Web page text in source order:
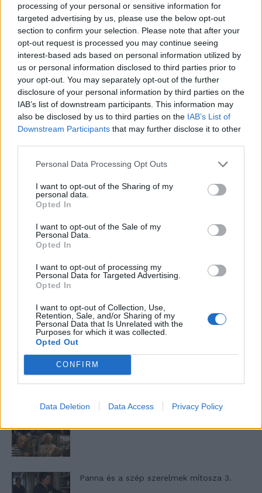
processing of your personal or sensitive information for
targeted advertising by us, please use the below opt-out
section to confirm your selection. Please note that after your
opt-out request is processed you may continue seeing
interest-based ads based on personal information utilized by
us or personal information disclosed to third parties prior to
your opt-out. You may separately opt-out of the further
disclosure of your personal information by third parties on the
IAB’s list of downstream participants. This information may
also be disclosed by us to third parties on the IAB’s List of
Downstream Participants that may further disclose it to other
Personal Data Processing Opt Outs
I want to opt-out of the Sharing of my
personal data.
Opted In
I want to opt-out of the Sale of my
Personal Data.
Opted In
I want to opt-out of processing my
Personal Data for Targeted Advertising.
Opted In
I want to opt-out of Collection, Use,
Retention, Sale, and/or Sharing of my
Personal Data that Is Unrelated with the
Purposes for which it was collected.
Opted Out
CONFIRM
Data Deletion Data Access Privacy Policy
Minka 11. rész
T. szereti a fiatal lányokat 14. rész
A legidegesítőbb kifejezések laza
13. rész
Woody Allen megosztó zsenialitása
A világ legismertebb ruhái
Panna és a szép szerelmek mítosza 3.